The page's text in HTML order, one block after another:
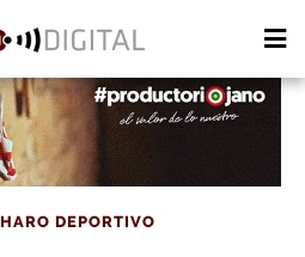
HARO DEPORTIVO